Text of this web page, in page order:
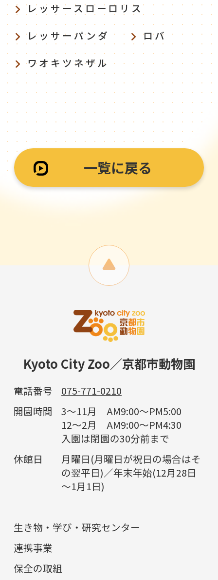
レッサースローロリス
レッサーパンダ
ロバ
ワオキツネザル
一覧に戻る
Kyoto City Zoo／京都市動物園
電話番号
075-771-0210
開園時間
3～11月 AM9:00～PM5:00
12～2月 AM9:00～PM4:30
入園は閉園の30分前まで
休館日
月曜日(月曜日が祝日の場合はそ
の翌平日)／年末年始(12月28日
～1月1日)
生き物・学び・研究センター
連携事業
保全の取組